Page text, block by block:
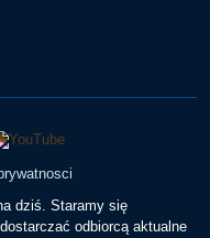
dziś. Staramy się
odbiorcą aktualne